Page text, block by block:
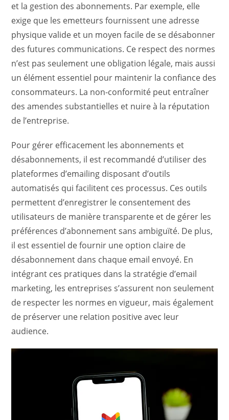
et la gestion des abonnements. Par exemple, elle
exige que les emetteurs fournissent une adresse
physique valide et un moyen facile de se désabonner
des futures communications. Ce respect des normes
n’est pas seulement une obligation légale, mais aussi
un élément essentiel pour maintenir la confiance des
consommateurs. La non-conformité peut entraîner
des amendes substantielles et nuire à la réputation
de l’entreprise.
Pour gérer efficacement les abonnements et
désabonnements, il est recommandé d’utiliser des
plateformes d’emailing disposant d’outils
automatisés qui facilitent ces processus. Ces outils
permettent d’enregistrer le consentement des
utilisateurs de manière transparente et de gérer les
préférences d’abonnement sans ambiguïté. De plus,
il est essentiel de fournir une option claire de
désabonnement dans chaque email envoyé. En
intégrant ces pratiques dans la stratégie d’email
marketing, les entreprises s’assurent non seulement
de respecter les normes en vigueur, mais également
de préserver une relation positive avec leur
audience.